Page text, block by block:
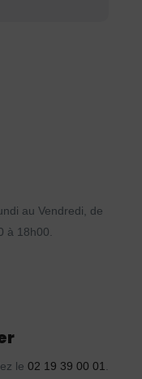
au Vendredi, de
à 18h00.
le 02 19 39 00 01